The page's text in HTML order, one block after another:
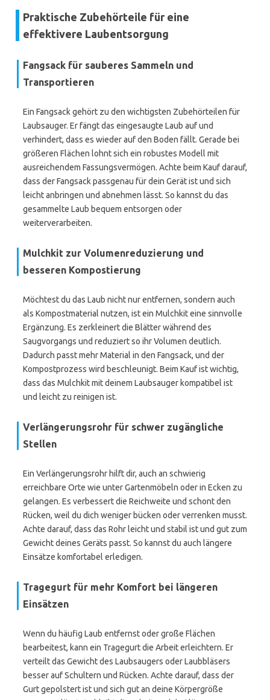
Praktische Zubehörteile für eine
effektivere Laubentsorgung
Fangsack für sauberes Sammeln und
Transportieren
Ein Fangsack gehört zu den wichtigsten Zubehörteilen für
Laubsauger. Er fängt das eingesaugte Laub auf und
verhindert, dass es wieder auf den Boden fällt. Gerade bei
größeren Flächen lohnt sich ein robustes Modell mit
ausreichendem Fassungsvermögen. Achte beim Kauf darauf,
dass der Fangsack passgenau für dein Gerät ist und sich
leicht anbringen und abnehmen lässt. So kannst du das
gesammelte Laub bequem entsorgen oder
weiterverarbeiten.
Mulchkit zur Volumenreduzierung und
besseren Kompostierung
Möchtest du das Laub nicht nur entfernen, sondern auch
als Kompostmaterial nutzen, ist ein Mulchkit eine sinnvolle
Ergänzung. Es zerkleinert die Blätter während des
Saugvorgangs und reduziert so ihr Volumen deutlich.
Dadurch passt mehr Material in den Fangsack, und der
Kompostprozess wird beschleunigt. Beim Kauf ist wichtig,
dass das Mulchkit mit deinem Laubsauger kompatibel ist
und leicht zu reinigen ist.
Verlängerungsrohr für schwer zugängliche
Stellen
Ein Verlängerungsrohr hilft dir, auch an schwierig
erreichbare Orte wie unter Gartenmöbeln oder in Ecken zu
gelangen. Es verbessert die Reichweite und schont den
Rücken, weil du dich weniger bücken oder verrenken musst.
Achte darauf, dass das Rohr leicht und stabil ist und gut zum
Gewicht deines Geräts passt. So kannst du auch längere
Einsätze komfortabel erledigen.
Tragegurt für mehr Komfort bei längeren
Einsätzen
Wenn du häufig Laub entfernst oder große Flächen
bearbeitest, kann ein Tragegurt die Arbeit erleichtern. Er
verteilt das Gewicht des Laubsaugers oder Laubbläsers
besser auf Schultern und Rücken. Achte darauf, dass der
Gurt gepolstert ist und sich gut an deine Körpergröße